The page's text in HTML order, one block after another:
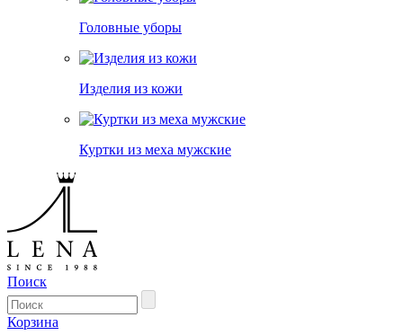
Головные уборы
Изделия из кожи
Куртки из меха мужские
Поиск
Корзина